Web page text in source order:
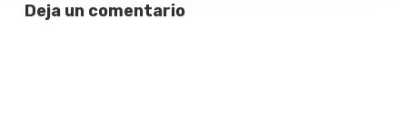
Deja un comentario